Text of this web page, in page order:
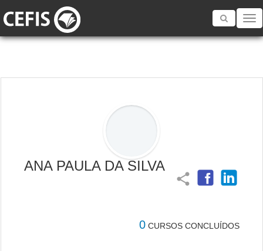
Toggle
ANA PAULA DA SILVA
share
0 CURSOS CONCLUÍDOS